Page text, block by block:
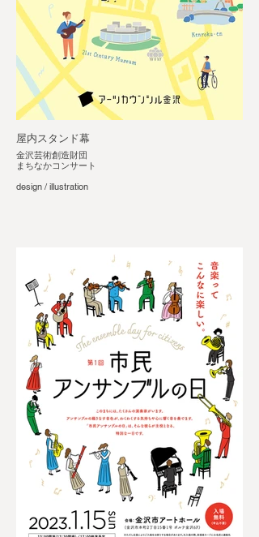
屋内スタンド幕
金沢芸術創造財団
まちなかコンサート
design / illustration